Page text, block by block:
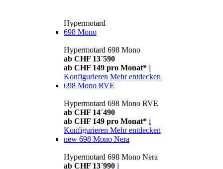
Hypermotard
698 Mono
Hypermotard 698 Mono
ab CHF 13´590
ab CHF 149 pro Monat* i
Konfigurieren Mehr entdecken
698 Mono RVE
Hypermotard 698 Mono RVE
ab CHF 14´490
ab CHF 149 pro Monat* i
Konfigurieren Mehr entdecken
new 698 Mono Nera
Hypermotard 698 Mono Nera
ab CHF 13´990 i